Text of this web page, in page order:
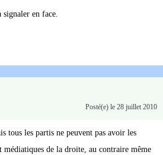
en face.
Posté(e) le 28 juillet 2010
tous les partis ne peuvent pas avoir les
médiatiques de la droite, au contraire même